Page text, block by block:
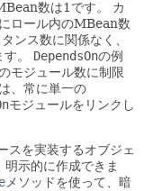
数は1です。
カ
ロール内のMBean数
ンス数に関係なく、
。
DependsOnの例
モジュール数に制限
、常に単一の
モジュールをリンクし
スを実装するオブジェ
明示的に作成できま
メソッドを使って、暗